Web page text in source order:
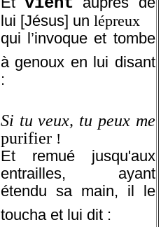
lui [Jésus] unlépreux
qui l’invoque et tombe
à genoux en lui disant
:
Si tu veux, tu peux me
purifier !
Et remué jusqu'aux
entrailles, ayant
étendu sa main, il le
toucha et lui dit :